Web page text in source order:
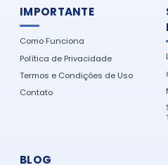
IMPORTANTE
Como Funciona
Política de Privacidade
Termos e Condições de Uso
Contato
BLOG